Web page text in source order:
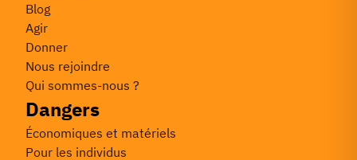
Blog
Agir
Donner
Nous rejoindre
Qui sommes-nous ?
Dangers
Économiques et matériels
Pour les individus